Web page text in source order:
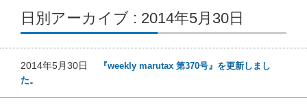
日別アーカイブ : 2014年5月30日
2014年5月30日
『weekly marutax 第370号』を更新しまし
た。